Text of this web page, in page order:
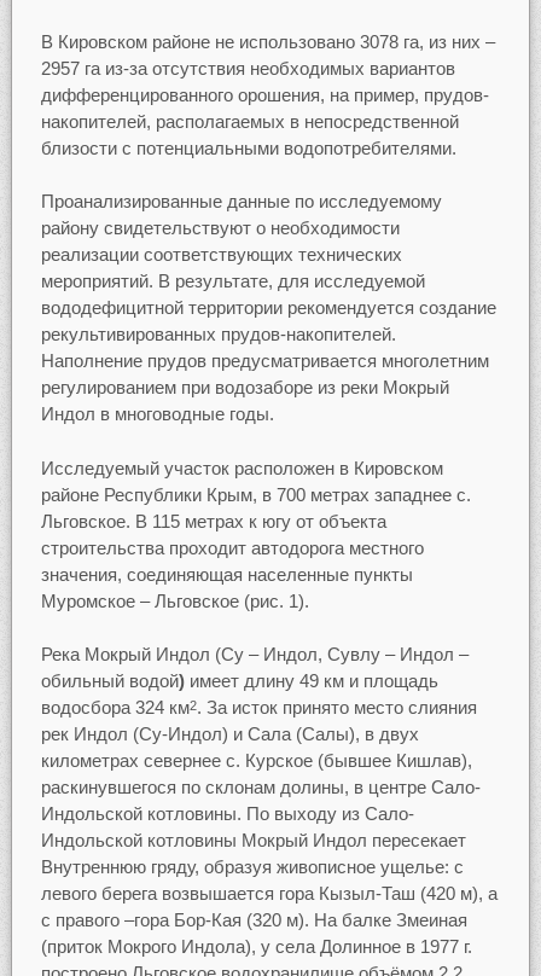
В Кировском районе не использовано 3078 га, из них –
2957 га из-за отсутствия необходимых вариантов
дифференцированного орошения, на пример, прудов-
накопителей, располагаемых в непосредственной
близости с потенциальными водопотребителями.
Проанализированные данные по исследуемому
району свидетельствуют о необходимости
реализации соответствующих технических
мероприятий. В результате, для исследуемой
вододефицитной территории рекомендуется создание
рекультивированных прудов-накопителей.
Наполнение прудов предусматривается многолетним
регулированием при водозаборе из реки Мокрый
Индол в многоводные годы.
Исследуемый участок расположен в Кировском
районе Республики Крым, в 700 метрах западнее с.
Льговское. В 115 метрах к югу от объекта
строительства проходит автодорога местного
значения, соединяющая населенные пункты
Муромское – Льговское (рис. 1).
Река Мокрый Индол (Су – Индол, Сувлу – Индол –
обильный водой)имеет длину 49 км и площадь
водосбора 324 км2. За исток принято место слияния
рек Индол (Су-Индол) и Сала (Салы), в двух
километрах севернее с. Курское (бывшее Кишлав),
раскинувшегося по склонам долины, в центре Сало-
Индольской котловины. По выходу из Сало-
Индольской котловины Мокрый Индол пересекает
Внутреннюю гряду, образуя живописное ущелье: с
левого берега возвышается гора Кызыл-Таш (420 м), а
с правого –гора Бор-Кая (320 м). На балке Змеиная
(приток Мокрого Индола), у села Долинное в 1977 г.